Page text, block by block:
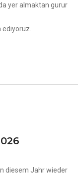
yer almaktan gurur
diesem Jahr wieder